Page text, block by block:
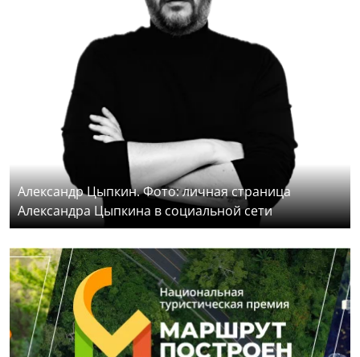
Александр Цыпкин. Фото: личная страница
Александра Цыпкина в социальной сети